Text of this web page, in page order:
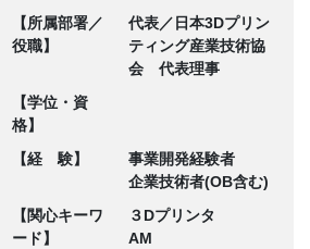
【所属部署／
役職】
代表／日本3Dプリン
ティング産業技術協
会 代表理事
【学位・資
格】
【経 験】
事業開発経験者
企業技術者(OB含む)
【関心キーワ
ード】
３Dプリンタ
AM